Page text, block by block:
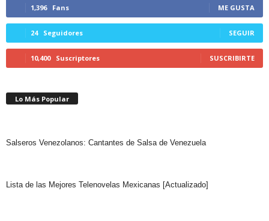
1,396 Fans ME GUSTA
24 Seguidores SEGUIR
10,400 Suscriptores SUSCRIBIRTE
Lo Más Popular
Salseros Venezolanos: Cantantes de Salsa de Venezuela
Lista de las Mejores Telenovelas Mexicanas [Actualizado]